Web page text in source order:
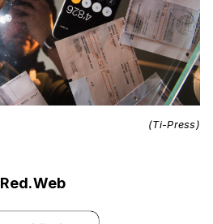
(Ti-Press)
Red.Web